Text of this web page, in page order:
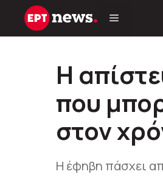
Μετάβαση
Η
που
στον
Η έφηβη πάσχει